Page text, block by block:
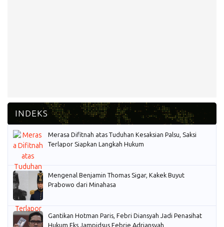
Merasa Difitnah atas Tuduhan Kesaksian Palsu, Saksi
Terlapor Siapkan Langkah Hukum
Mengenal Benjamin Thomas Sigar, Kakek Buyut
Prabowo dari Minahasa
Gantikan Hotman Paris, Febri Diansyah Jadi Penasihat
Hukum Eks Jampidsus Febrie Adriansyah